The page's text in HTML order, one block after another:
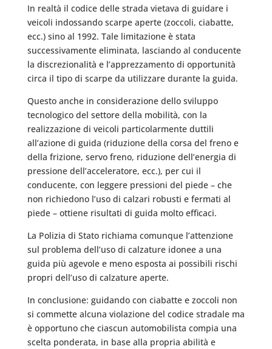
In realtà il codice delle strada vietava di guidare i
veicoli indossando scarpe aperte (zoccoli, ciabatte,
ecc.) sino al 1992. Tale limitazione è stata
successivamente eliminata, lasciando al conducente
la discrezionalità e l’apprezzamento di opportunità
circa il tipo di scarpe da utilizzare durante la guida.
Questo anche in considerazione dello sviluppo
tecnologico del settore della mobilità, con la
realizzazione di veicoli particolarmente duttili
all’azione di guida (riduzione della corsa del freno e
della frizione, servo freno, riduzione dell’energia di
pressione dell’acceleratore, ecc.), per cui il
conducente, con leggere pressioni del piede – che
non richiedono l’uso di calzari robusti e fermati al
piede – ottiene risultati di guida molto efficaci.
La Polizia di Stato richiama comunque l’attenzione
sul problema dell’uso di calzature idonee a una
guida più agevole e meno esposta ai possibili rischi
propri dell’uso di calzature aperte.
In conclusione: guidando con ciabatte e zoccoli non
si commette alcuna violazione del codice stradale ma
è opportuno che ciascun automobilista compia una
scelta ponderata, in base alla propria abilità e